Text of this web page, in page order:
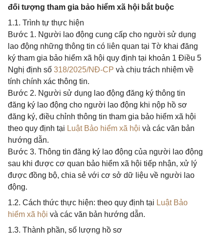
đối tượng tham gia bảo hiểm xã hội bắt buộc
1.1. Trình tự thực hiện
Bước 1. Người lao động cung cấp cho người sử dụng
lao động những thông tin có liên quan tại Tờ khai đăng
ký tham gia bảo hiểm xã hội quy định tại khoản 1 Điều 5
Nghị định số 318/2025/NĐ-CP và chịu trách nhiệm về
tính chính xác thông tin.
Bước 2. Người sử dụng lao động đăng ký thông tin
đăng ký lao động cho người lao động khi nộp hồ sơ
đăng ký, điều chỉnh thông tin tham gia bảo hiểm xã hội
theo quy định tại Luật Bảo hiểm xã hội và các văn bản
hướng dẫn.
Bước 3. Thông tin đăng ký lao động của người lao động
sau khi được cơ quan bảo hiểm xã hội tiếp nhận, xử lý
được đồng bộ, chia sẻ với cơ sở dữ liệu về người lao
động.
1.2. Cách thức thực hiện: theo quy định tại Luật Bảo
hiểm xã hội và các văn bản hướng dẫn.
1.3. Thành phần, số lượng hồ sơ